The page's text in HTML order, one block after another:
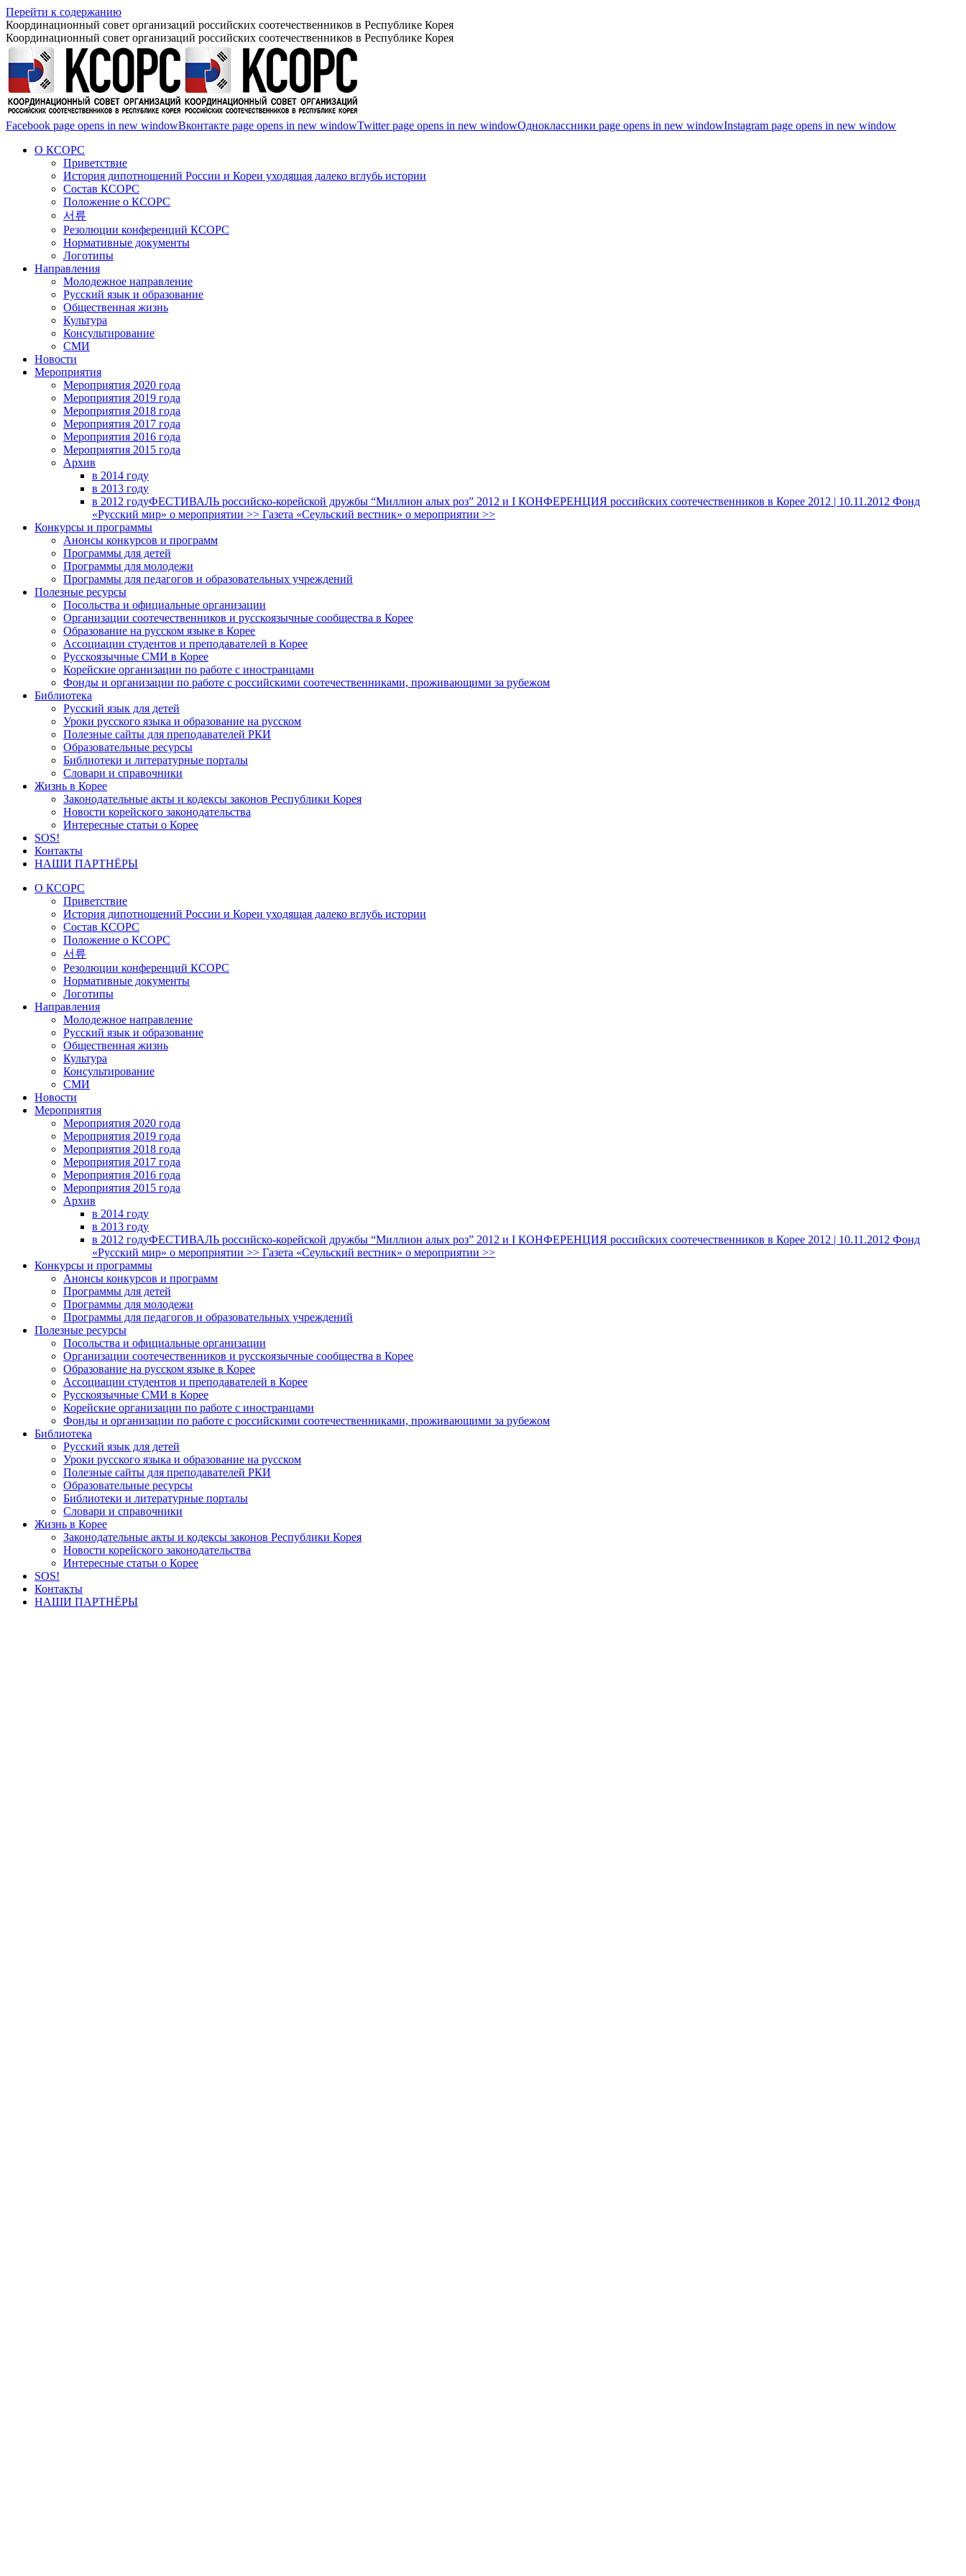
Перейти к содержанию
Координационный совет организаций российских соотечественников в Республике Корея
Координационный совет организаций российских соотечественников в Республике Корея
Facebook page opens in new windowВконтакте page opens in new windowTwitter page opens in new windowОдноклассники page opens in new windowInstagram page opens in new window
О КСОРС
Приветствие
История дипотношений России и Кореи уходящая далеко вглубь истории
Состав КСОРС
Положение о КСОРС
서류
Резолюции конференций КСОРС
Нормативные документы
Логотипы
Направления
Молодежное направление
Русский язык и образование
Общественная жизнь
Культура
Консультирование
СМИ
Новости
Мероприятия
Мероприятия 2020 года
Мероприятия 2019 года
Мероприятия 2018 годa
Мероприятия 2017 года
Мероприятия 2016 года
Мероприятия 2015 года
Архив
в 2014 году
в 2013 году
в 2012 годуФЕСТИВАЛЬ российско-корейской дружбы “Миллион алых роз” 2012 и I КОНФЕРЕНЦИЯ российских соотечественников в Корее 2012 | 10.11.2012 Фонд
«Русский мир» о мероприятии >> Газета «Сеульский вестник» о мероприятии >>
Конкурсы и программы
Анонсы конкурсов и программ
Программы для детей
Программы для молодежи
Программы для педагогов и образовательных учреждений
Полезные ресурсы
Посольства и официальные организации
Организации соотечественников и русскоязычные сообщества в Корее
Образование на русском языке в Корее
Ассоциации студентов и преподавателей в Корее
Русскоязычные СМИ в Корее
Корейские организации по работе с иностранцами
Фонды и организации по работе с российскими соотечественниками, проживающими за рубежом
Библиотека
Русский язык для детей
Уроки русского языка и образование на русском
Полезные сайты для преподавателей РКИ
Образовательные ресурсы
Библиотеки и литературные порталы
Словари и справочники
Жизнь в Корее
Законодательные акты и кодексы законов Республики Корея
Новости корейского законодательства
Интересные статьи о Корее
SOS!
Контакты
НАШИ ПАРТНЁРЫ
О КСОРС
Приветствие
История дипотношений России и Кореи уходящая далеко вглубь истории
Состав КСОРС
Положение о КСОРС
서류
Резолюции конференций КСОРС
Нормативные документы
Логотипы
Направления
Молодежное направление
Русский язык и образование
Общественная жизнь
Культура
Консультирование
СМИ
Новости
Мероприятия
Мероприятия 2020 года
Мероприятия 2019 года
Мероприятия 2018 годa
Мероприятия 2017 года
Мероприятия 2016 года
Мероприятия 2015 года
Архив
в 2014 году
в 2013 году
в 2012 годуФЕСТИВАЛЬ российско-корейской дружбы “Миллион алых роз” 2012 и I КОНФЕРЕНЦИЯ российских соотечественников в Корее 2012 | 10.11.2012 Фонд
«Русский мир» о мероприятии >> Газета «Сеульский вестник» о мероприятии >>
Конкурсы и программы
Анонсы конкурсов и программ
Программы для детей
Программы для молодежи
Программы для педагогов и образовательных учреждений
Полезные ресурсы
Посольства и официальные организации
Организации соотечественников и русскоязычные сообщества в Корее
Образование на русском языке в Корее
Ассоциации студентов и преподавателей в Корее
Русскоязычные СМИ в Корее
Корейские организации по работе с иностранцами
Фонды и организации по работе с российскими соотечественниками, проживающими за рубежом
Библиотека
Русский язык для детей
Уроки русского языка и образование на русском
Полезные сайты для преподавателей РКИ
Образовательные ресурсы
Библиотеки и литературные порталы
Словари и справочники
Жизнь в Корее
Законодательные акты и кодексы законов Республики Корея
Новости корейского законодательства
Интересные статьи о Корее
SOS!
Контакты
НАШИ ПАРТНЁРЫ